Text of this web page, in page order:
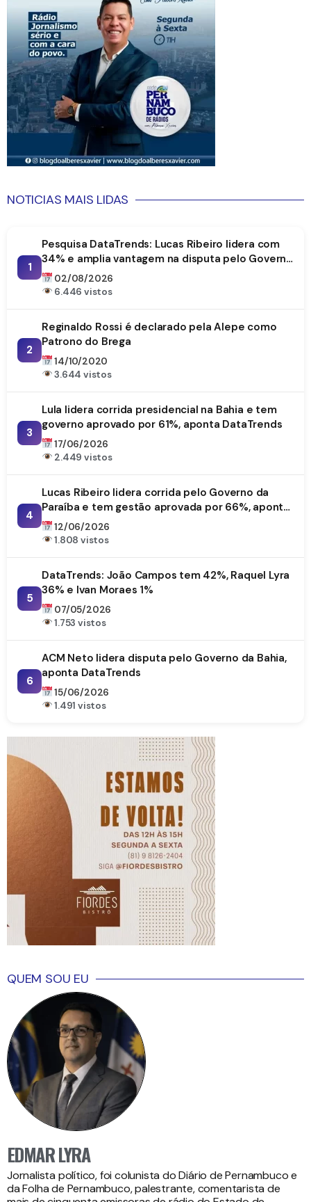
NOTICIAS MAIS LIDAS
1
Pesquisa DataTrends: Lucas Ribeiro lidera com
34% e amplia vantagem na disputa pelo Governo
da Paraíba
02/08/2026
6.446 vistos
2
Reginaldo Rossi é declarado pela Alepe como
Patrono do Brega
14/10/2020
3.644 vistos
3
Lula lidera corrida presidencial na Bahia e tem
governo aprovado por 61%, aponta DataTrends
17/06/2026
2.449 vistos
4
Lucas Ribeiro lidera corrida pelo Governo da
Paraíba e tem gestão aprovada por 66%, aponta
DataTrends
12/06/2026
1.808 vistos
5
DataTrends: João Campos tem 42%, Raquel Lyra
36% e Ivan Moraes 1%
07/05/2026
1.753 vistos
6
ACM Neto lidera disputa pelo Governo da Bahia,
aponta DataTrends
15/06/2026
1.491 vistos
QUEM SOU EU
EDMAR LYRA
Jornalista político, foi colunista do Diário de Pernambuco e
da Folha de Pernambuco, palestrante, comentarista de